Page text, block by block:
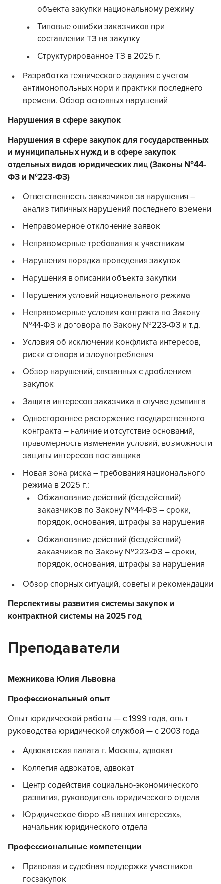
объекта закупки национальному режиму
Типовые ошибки заказчиков при
составлении ТЗ на закупку
Структурированное ТЗ в 2025 г.
Разработка технического задания с учетом
антимонопольных норм и практики последнего
времени. Обзор основных нарушений
Нарушения в сфере закупок
Нарушения в сфере закупок для государственных
и муниципальных нужд и в сфере закупок
отдельных видов юридических лиц (Законы №44-
ФЗ и №223-ФЗ)
Ответственность заказчиков за нарушения –
анализ типичных нарушений последнего времени
Неправомерное отклонение заявок
Неправомерные требования к участникам
Нарушения порядка проведения закупок
Нарушения в описании объекта закупки
Нарушения условий национального режима
Неправомерные условия контракта по Закону
№44-ФЗ и договора по Закону №223-ФЗ и т.д.
Условия об исключении конфликта интересов,
риски сговора и злоупотребления
Обзор нарушений, связанных с дроблением
закупок
Защита интересов заказчика в случае демпинга
Одностороннее расторжение государственного
контракта – наличие и отсутствие оснований,
правомерность изменения условий, возможности
защиты интересов поставщика
Новая зона риска – требования национального
режима в 2025 г.:
Обжалование действий (бездействий)
заказчиков по Закону №44-ФЗ – сроки,
порядок, основания, штрафы за нарушения
Обжалование действий (бездействий)
заказчиков по Закону №223-ФЗ – сроки,
порядок, основания, штрафы за нарушения
Обзор спорных ситуаций, советы и рекомендации
Перспективы развития системы закупок и
контрактной системы на 2025 год
Преподаватели
Межникова Юлия Львовна
Профессиональный опыт
Опыт юридической работы — с 1999 года, опыт
руководства юридической службой — с 2003 года
Адвокатская палата г. Москвы, адвокат
Коллегия адвокатов, адвокат
Центр содействия социально-экономического
развития, руководитель юридического отдела
Юридическое бюро «В ваших интересах»,
начальник юридического отдела
Профессиональные компетенции
Правовая и судебная поддержка участников
госзакупок